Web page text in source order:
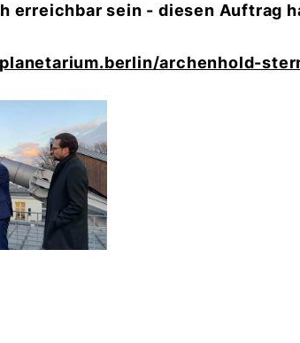
erreichbar sein - diesen Auftrag
archenhold-